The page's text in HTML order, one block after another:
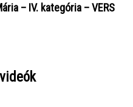
– IV. kategória – VERS